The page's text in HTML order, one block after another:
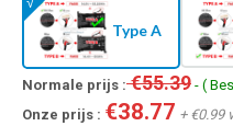
Type A
Normale prijs :€55.39 - (
Onze prijs : €38.77 + €0.99